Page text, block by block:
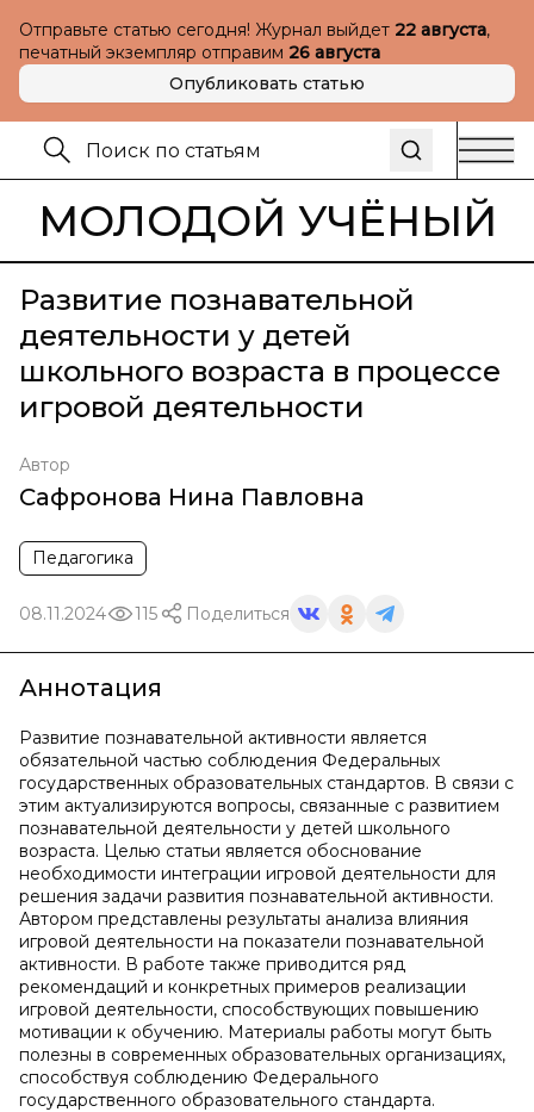
Отправьте статью сегодня! Журнал выйдет 22 августа,
печатный экземпляр отправим 26 августа
Опубликовать статью
МОЛОДОЙ УЧЁНЫЙ
Развитие познавательной
деятельности у детей
школьного возраста в процессе
игровой деятельности
Автор
Сафронова Нина Павловна
Педагогика
08.11.2024 115 Поделиться
Аннотация
Развитие познавательной активности является
обязательной частью соблюдения Федеральных
государственных образовательных стандартов. В связи с
этим актуализируются вопросы, связанные с развитием
познавательной деятельности у детей школьного
возраста. Целью статьи является обоснование
необходимости интеграции игровой деятельности для
решения задачи развития познавательной активности.
Автором представлены результаты анализа влияния
игровой деятельности на показатели познавательной
активности. В работе также приводится ряд
рекомендаций и конкретных примеров реализации
игровой деятельности, способствующих повышению
мотивации к обучению. Материалы работы могут быть
полезны в современных образовательных организациях,
способствуя соблюдению Федерального
государственного образовательного стандарта.